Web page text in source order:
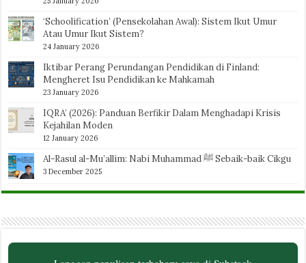
‘Schoolification’ (Pensekolahan Awal): Sistem Ikut Umur
Atau Umur Ikut Sistem?
24 January 2026
Iktibar Perang Perundangan Pendidikan di Finland:
Mengheret Isu Pendidikan ke Mahkamah
23 January 2026
IQRA’ (2026): Panduan Berfikir Dalam Menghadapi Krisis
Kejahilan Moden
12 January 2026
Al-Rasul al-Mu’allim: Nabi Muhammad ﷺ Sebaik-baik Cikgu
3 December 2025